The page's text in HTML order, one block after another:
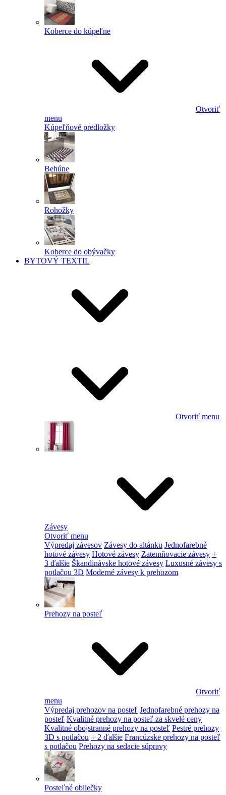
Koberce do kúpeľne
Otvoriť
menu
Kúpeľňové predložky
Behúne
Rohožky
Koberce do obývačky
BYTOVÝ TEXTIL
Otvoriť menu
Závesy
Otvoriť menu
Výpredaj závesov Závesy do altánku Jednofarebné
hotové závesy Hotové závesy Zatemňovacie závesy +
3 ďalšie Škandinávske hotové závesy Luxusné závesy s
potlačou 3D Moderné závesy k prehozom
Prehozy na posteľ
Otvoriť
menu
Výpredaj prehozov na posteľ Jednofarebné prehozy na
posteľ Kvalitné prehozy na posteľ za skvelé ceny
Kvalitné obojstranné prehozy na posteľ Pestré prehozy
3D s potlačou + 2 ďalšie Francúzske prehozy na posteľ
s potlačou Prehozy na sedacie súpravy
Posteľné obliečky